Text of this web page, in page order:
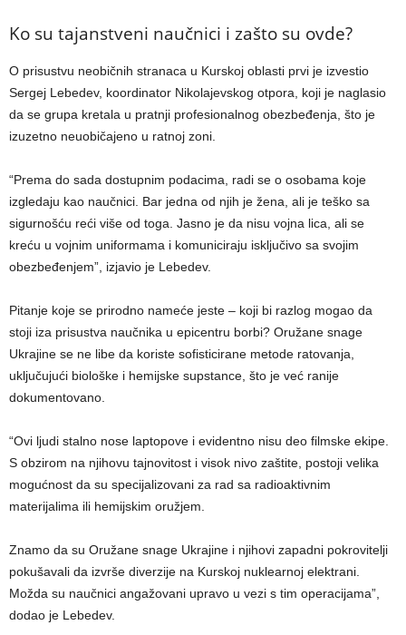
Ko su tajanstveni naučnici i zašto su ovde?
O prisustvu neobičnih stranaca u Kurskoj oblasti prvi je izvestio
Sergej Lebedev, koordinator Nikolajevskog otpora, koji je naglasio
da se grupa kretala u pratnji profesionalnog obezbeđenja, što je
izuzetno neuobičajeno u ratnoj zoni.
“Prema do sada dostupnim podacima, radi se o osobama koje
izgledaju kao naučnici. Bar jedna od njih je žena, ali je teško sa
sigurnošću reći više od toga. Jasno je da nisu vojna lica, ali se
kreću u vojnim uniformama i komuniciraju isključivo sa svojim
obezbeđenjem”, izjavio je Lebedev.
Pitanje koje se prirodno nameće jeste – koji bi razlog mogao da
stoji iza prisustva naučnika u epicentru borbi? Oružane snage
Ukrajine se ne libe da koriste sofisticirane metode ratovanja,
uključujući biološke i hemijske supstance, što je već ranije
dokumentovano.
“Ovi ljudi stalno nose laptopove i evidentno nisu deo filmske ekipe.
S obzirom na njihovu tajnovitost i visok nivo zaštite, postoji velika
mogućnost da su specijalizovani za rad sa radioaktivnim
materijalima ili hemijskim oružjem.
Znamo da su Oružane snage Ukrajine i njihovi zapadni pokrovitelji
pokušavali da izvrše diverzije na Kurskoj nuklearnoj elektrani.
Možda su naučnici angažovani upravo u vezi s tim operacijama”,
dodao je Lebedev.